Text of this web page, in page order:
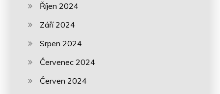
Říjen 2024
Září 2024
Srpen 2024
Červenec 2024
Červen 2024